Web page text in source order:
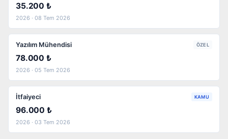
35.200 ₺
2026 · 08 Tem 2026
Yazılım Mühendisi ÖZEL
78.000 ₺
2026 · 05 Tem 2026
İtfaiyeci KAMU
96.000 ₺
2026 · 03 Tem 2026